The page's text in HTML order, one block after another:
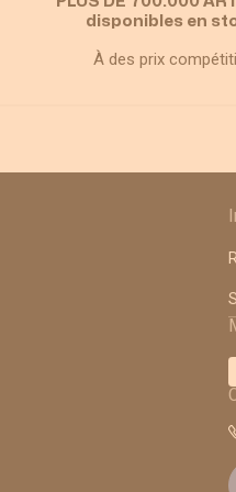
disponibles en
À des prix